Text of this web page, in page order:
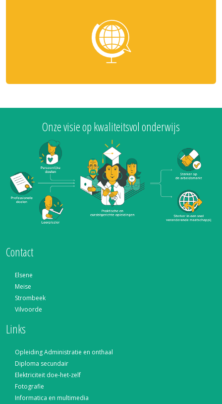
Onze visie op kwaliteitsvol onderwijs
Contact
Elsene
Meise
Strombeek
Vilvoorde
Links
Opleiding Administratie en onthaal
Diploma secundair
Elektriciteit doe-het-zelf
Fotografie
Informatica en multimedia